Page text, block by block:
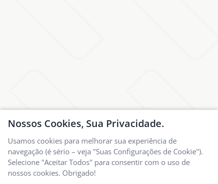
Nossos Cookies, Sua Privacidade.
Usamos cookies para melhorar sua experiência de
navegação (é sério – veja "Suas Configurações de Cookie").
Selecione "Aceitar Todos" para consentir com o uso de
nossos cookies. Obrigado!